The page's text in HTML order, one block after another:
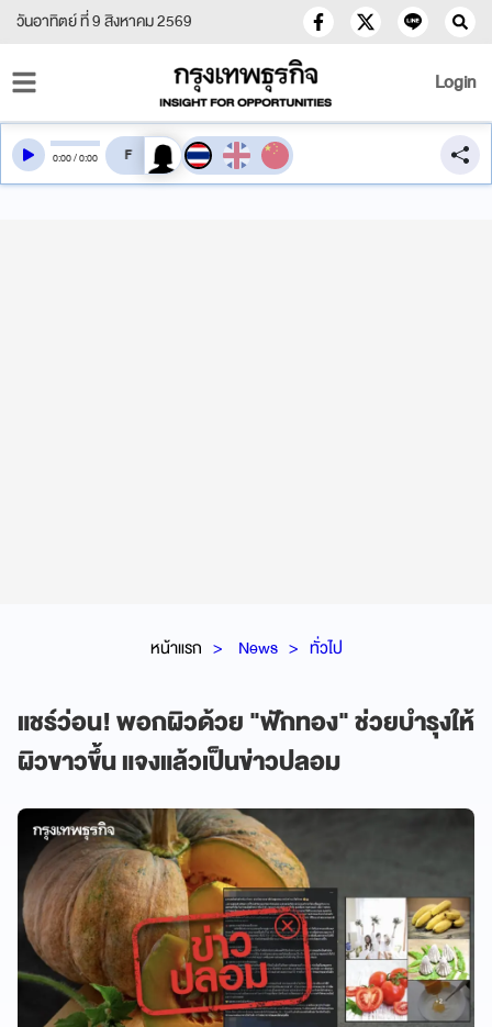
วันอาทิตย์ ที่ 9 สิงหาคม 2569
Login
หน้าแรก News ทั่วไป
แชร์ว่อน! พอกผิวด้วย "ฟักทอง" ช่วยบำรุงให้
ผิวขาวขึ้น แจงแล้วเป็นข่าวปลอม
0:00/0:00 สลับเสียงอ่าน